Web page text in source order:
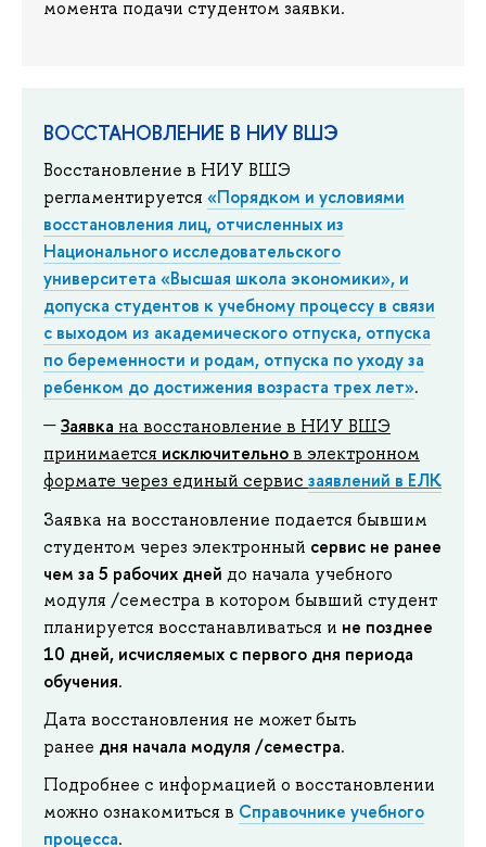
момента подачи студентом заявки.
ВОССТАНОВЛЕНИЕ В НИУ ВШЭ
Восстановление в НИУ ВШЭ
регламентируется «Порядком и условиями
восстановления лиц, отчисленных из
Национального исследовательского
университета «Высшая школа экономики», и
допуска студентов к учебному процессу в связи
с выходом из академического отпуска, отпуска
по беременности и родам, отпуска по уходу за
ребенком до достижения возраста трех лет».
Заявка на восстановление в НИУ ВШЭ
принимается исключительнов электронном
формате через единый сервис заявлений в ЕЛК
Заявка на восстановление подается бывшим
студентом через электронный сервис не ранее
чем за 5 рабочих дней до начала учебного
модуля /семестра в котором бывший студент
планируется восстанавливаться и не позднее
10 дней, исчисляемых с первого дня периода
обучения.
Дата восстановления не может быть
ранее дня начала модуля /семестра.
Подробнее с информацией о восстановлении
можно ознакомиться в Справочнике учебного
процесса.